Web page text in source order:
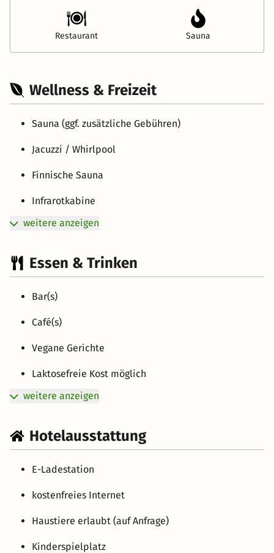
Restaurant Sauna
Wellness & Freizeit
Sauna (ggf. zusätzliche Gebühren)
Jacuzzi / Whirlpool
Finnische Sauna
Infrarotkabine
weitere anzeigen
Essen & Trinken
Bar(s)
Café(s)
Vegane Gerichte
Laktosefreie Kost möglich
weitere anzeigen
Hotelausstattung
E-Ladestation
kostenfreies Internet
Haustiere erlaubt (auf Anfrage)
Kinderspielplatz